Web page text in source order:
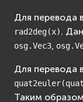
Для перевода
rad2deg(x).
osg.Vec3,
Для перевода
Таким